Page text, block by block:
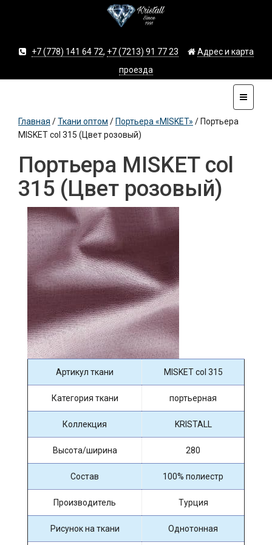
+7 (778) 141 64 72, +7 (7213) 91 77 23
Адрес и карта
проезда
Главная /Ткани оптом / Портьера «MISKET» / Портьера
MISKET col 315 (Цвет розовый)
Портьера MISKET col
315 (Цвет розовый)
Артикул ткани MISKET col 315
Категория ткани портьерная
Коллекция KRISTALL
Высота/ширина 280
Состав 100% полиестр
Производитель Турция
Рисунок на ткани Однотонная